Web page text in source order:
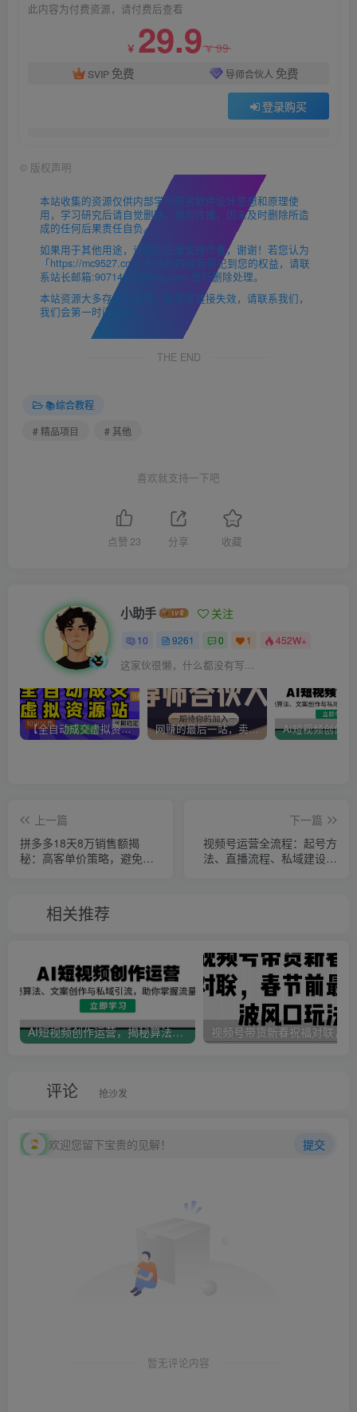
此内容为付费资源，请付费后查看
￥ 29.9￥99
SVIP 免费 导师合伙人 免费
登录购买
© 版权声明
本站收集的资源仅供内部学习研究软件设计思想和原理使
用，学习研究后请自觉删除，请勿传播，因未及时删除所造
成的任何后果责任自负。
如果用于其他用途，请购买正版支持作者，谢谢！若您认为
「https://mc9527.cn/」发布的内容若侵犯到您的权益，请联
系站长邮箱:907146180@qq.com 进行删除处理。
本站资源大多存储在云盘，如发现链接失效，请联系我们，
我们会第一时间更新。
THE END
📚综合教程
# 精品项目
# 其他
喜欢就支持一下吧
点赞 23 分享 收藏
小助手 关注
10 9261 0 1 452W+
这家伙很懒，什么都没有写...
【全自动成交虚拟资源站】站长唯一陪跑项目！月入10W+~长期稳定~ 网赚的最后一站，卖项目！做网赚顶级猎食者~
上一篇
拼多多18天8万销售额揭
秘：高客单价策略，避免价
下一篇
视频号运营全流程：起号方
法、直播流程、私域建设及
相关推荐
AI短视频创作运营，揭秘算法、文案创作与私域引流，助你掌握流量密码
评论 抢沙发
欢迎您留下宝贵的见解！ 提交
暂无评论内容